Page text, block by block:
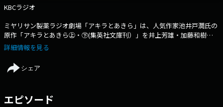
KBCラジオ
ミヤリサン製薬ラジオ劇場「アキラとあきら」は、人気作家池井戸潤氏の
原作「アキラとあきら㊤・㊦(集英社文庫刊）」を井上芳雄・加藤和樹のW
主演でラジオドラマ化した作品です。このPodcastでは、番組に出演する
豪華出演者の「収録後の声」を収録！アフタートークとして番組の裏話や
役作りに付いてなど様々なエピソードをお届けします。本編はKBCラジオ
で毎週月曜日ごご6時30分から放送！（日曜あさ７時３０分から再放送）
詳細情報を見る
シェア
エピソード